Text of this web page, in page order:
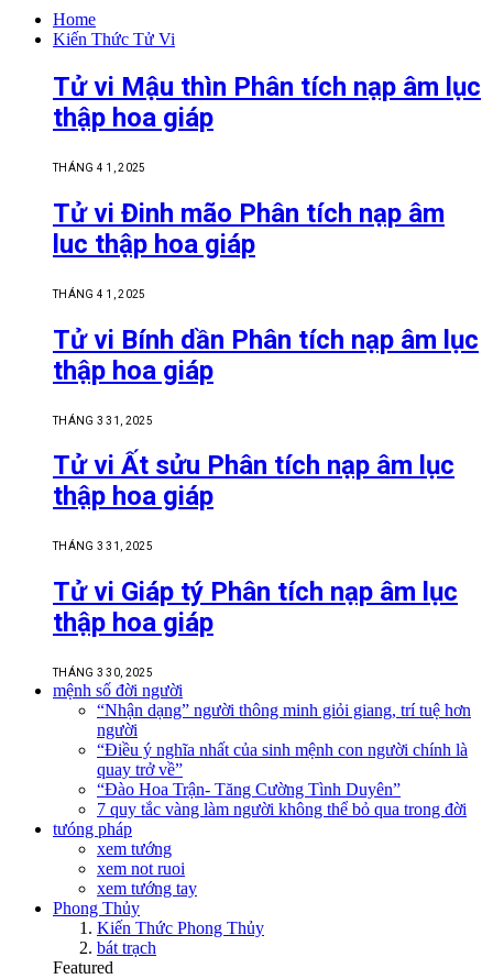
Home
Kiến Thức Tử Vi
Tử vi Mậu thìn Phân tích nạp âm lục
thập hoa giáp
THÁNG 4 1, 2025
Tử vi Đinh mão Phân tích nạp âm
luc thập hoa giáp
THÁNG 4 1, 2025
Tử vi Bính dần Phân tích nạp âm lục
thập hoa giáp
THÁNG 3 31, 2025
Tử vi Ất sửu Phân tích nạp âm lục
thập hoa giáp
THÁNG 3 31, 2025
Tử vi Giáp tý Phân tích nạp âm lục
thập hoa giáp
THÁNG 3 30, 2025
mệnh số đời người
“Nhận dạng” người thông minh giỏi giang, trí tuệ hơn
người
“Điều ý nghĩa nhất của sinh mệnh con người chính là
quay trở về”
“Đào Hoa Trận- Tăng Cường Tình Duyên”
7 quy tắc vàng làm người không thể bỏ qua trong đời
tưóng pháp
xem tướng
xem not ruoi
xem tướng tay
Phong Thủy
Kiến Thức Phong Thủy
bát trạch
Featured